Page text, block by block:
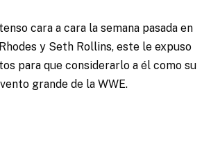
cara a cara la semana pasada en
y Seth Rollins, este le expuso
para que considerarlo a él como su
grande de la WWE.